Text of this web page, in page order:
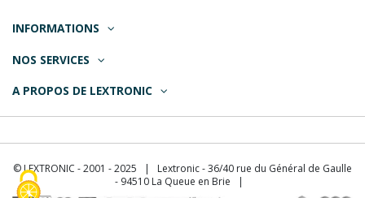
INFORMATIONS
NOS SERVICES
A PROPOS DE LEXTRONIC
© LEXTRONIC - 2001 - 2025 | Lextronic - 36/40 rue du Général de Gaulle
- 94510 La Queue en Brie |